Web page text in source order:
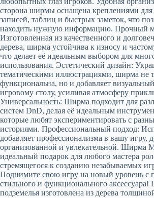
сторона ширмы оснащена креплениями
записей, таблиц и быстрых заметок, что
находить нужную информацию. Прочный
Изготовленная из качественного и
дерева, ширма устойчива к износу и
что делает её идеальным выбором для
использования. Эстетический дизайн:
тематическими иллюстрациями, ширма не
функциональна, но и добавляет
игровому столу, усиливая атмосферу
Универсальность: Ширма подходит для
систем DnD, делая её идеальным
которые любят экспериментировать с
историями. Профессиональный подход:
добавляет профессионализма в вашу игру,
организованной и увлекательной. Ширма
идеальный подарок для любого мастера
стремящегося к созданию незабываемых
Поднимите свою игру на новый уровень с
стильного и функционального
подземелья изготовлeна из дeрева